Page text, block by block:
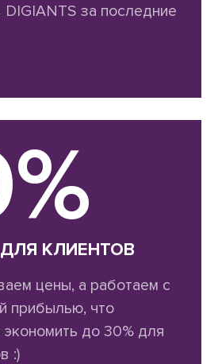
DIGIANTS за последние
КЛИЕНТОВ
цены, а работаем с
прибылью, что
до 30% для
:)